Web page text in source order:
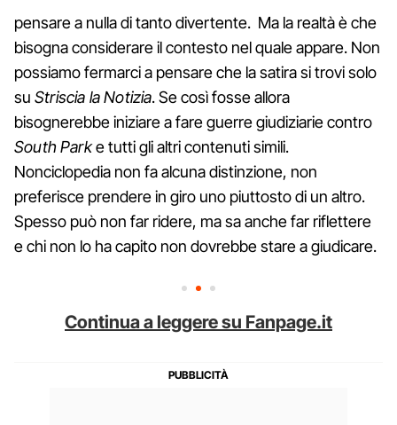
pensare a nulla di tanto divertente. Ma la realtà è che
bisogna considerare il contesto nel quale appare. Non
possiamo fermarci a pensare che la satira si trovi solo
su Striscia la Notizia. Se così fosse allora
bisognerebbe iniziare a fare guerre giudiziarie contro
South Parke tutti gli altri contenuti simili.
Nonciclopedia non fa alcuna distinzione, non
preferisce prendere in giro uno piuttosto di un altro.
Spesso può non far ridere, ma sa anche far riflettere
e chi non lo ha capito non dovrebbe stare a giudicare.
Continua a leggere su Fanpage.it